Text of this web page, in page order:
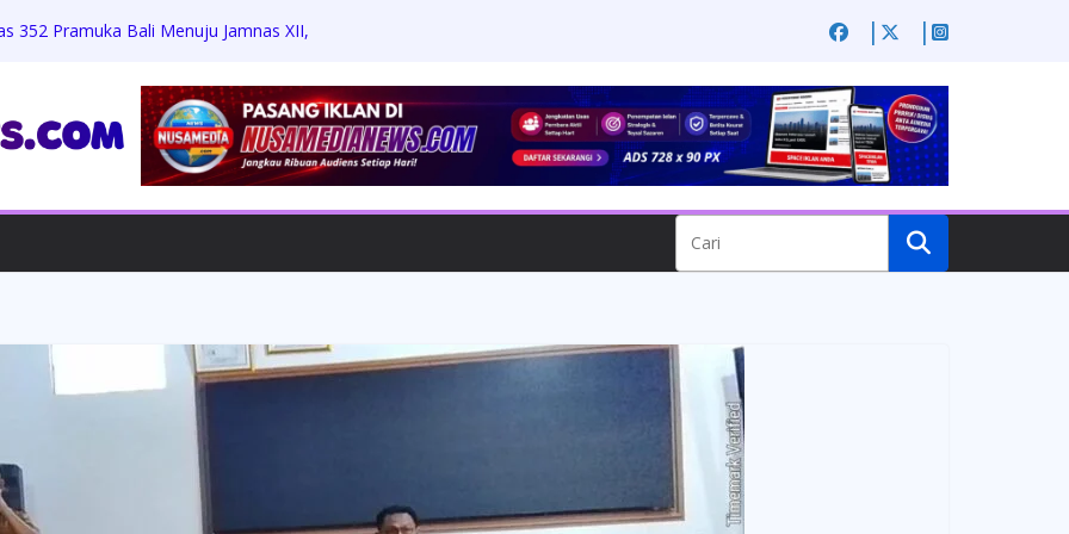
352 Pramuka Bali Menuju Jamnas XII,
Beasiswa Penuh
Berkah, Bagikan Sembako dan
Warga
Harus Hadapi Proses Hukum,
Konfirmasi, Proyek Revitalisasi
Diminta Turun Tangan